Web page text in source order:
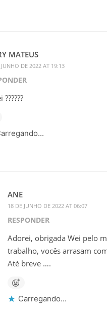
MATEUS
JUNHO DE 2022 AT 19:13
ANE
18 DE JUNHO DE 2022 AT 06:07
RESPONDER
Adorei, obrigada Wei pelo
trabalho, vocês arrasam
Até breve ….
Carregando...